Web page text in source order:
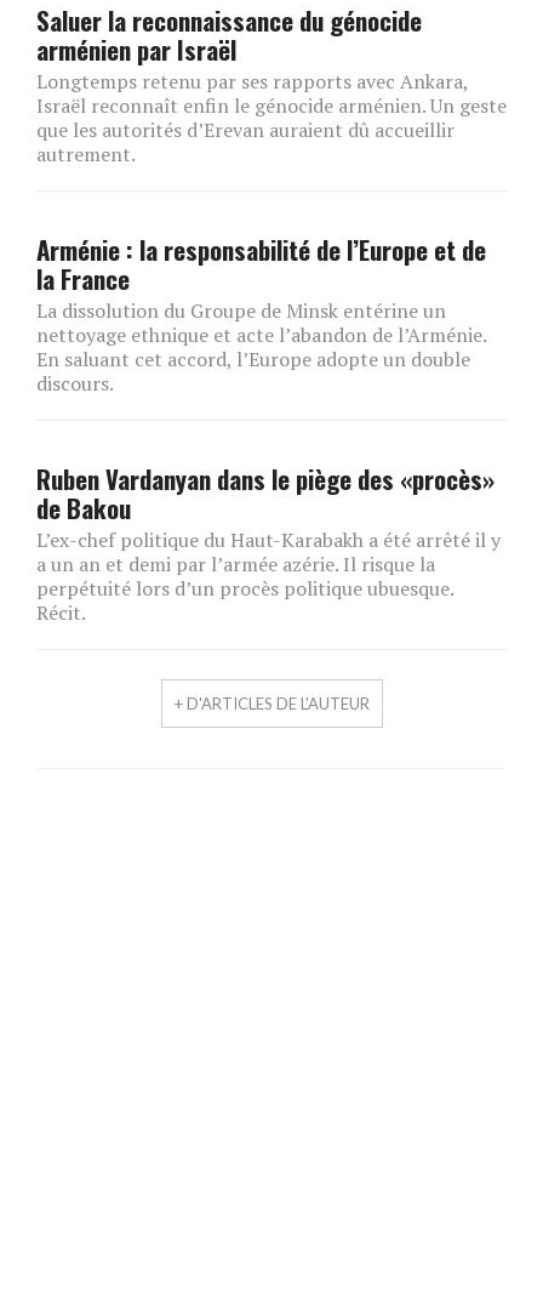
Saluer la reconnaissance du génocide
arménien par Israël
Longtemps retenu par ses rapports avec Ankara,
Israël reconnaît enfin le génocide arménien. Un geste
que les autorités d’Erevan auraient dû accueillir
autrement.
Arménie : la responsabilité de l’Europe et de
la France
La dissolution du Groupe de Minsk entérine un
nettoyage ethnique et acte l’abandon de l’Arménie.
En saluant cet accord, l’Europe adopte un double
discours.
Ruben Vardanyan dans le piège des «procès»
de Bakou
L’ex-chef politique du Haut-Karabakh a été arrêté il y
a un an et demi par l’armée azérie. Il risque la
perpétuité lors d’un procès politique ubuesque.
Récit.
+ D'ARTICLES DE L'AUTEUR